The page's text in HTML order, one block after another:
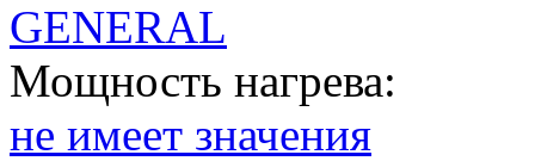
GENERAL
Мощность нагрева:
не имеет значения